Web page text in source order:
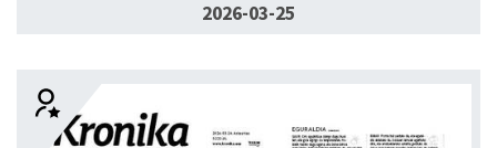
2026-03-25